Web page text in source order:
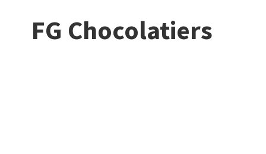
FG Chocolatiers